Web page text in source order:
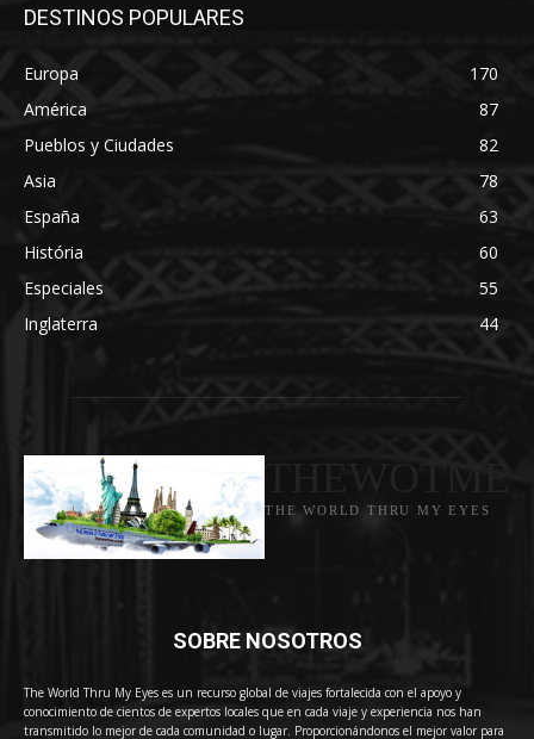
DESTINOS POPULARES
Europa
170
América
87
Pueblos y Ciudades
82
Asia
78
España
63
História
60
Especiales
55
Inglaterra
44
THE WORLD THRU MY EYES
SOBRE NOSOTROS
The World Thru My Eyes es un recurso global de viajes fortalecida con el apoyo y
conocimiento de cientos de expertos locales que en cada viaje y experiencia nos han
transmitido lo mejor de cada comunidad o lugar. Proporcionándonos el mejor valor para